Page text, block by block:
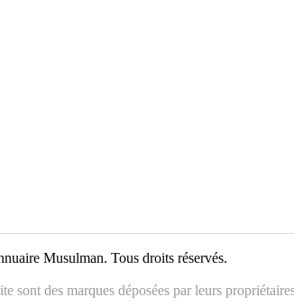
Musulman. Tous droits réservés.
sont des marques déposées par leurs